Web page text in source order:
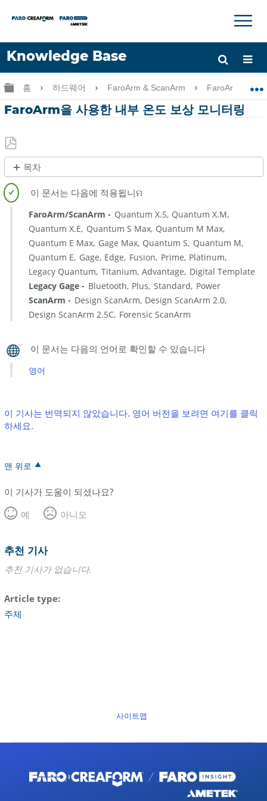
Knowledge Base
언어
도움 받기 로그인
×
글로벌 계층 확장/축소
홈 하드웨어 FaroArm & ScanArm FaroArm &
FaroArm을 사용한 내부 온도 보상 모니터링
PDF
로
저
장
목차
제
목
없
FaroArm/ScanArm Quantum X.S Quantum X.M
Quantum X.E Quantum S Max Quantum M Max
Quantum E Max Gage Max Quantum S Quantum M
Quantum E Gage Edge Fusion Prime Platinum
Legacy Quantum Titanium Advantage Digital Template
Legacy Gage
Bluetooth Plus Standard Power
ScanArm
Design ScanArm Design ScanArm 2.0
Design ScanArm 2.5C Forensic ScanArm
영어
이 기사는 번역되지 않았습니다. 영어 버전을 보려면 여기를 클릭
하세요.
맨 위로
이 기사가 도움이 되셨나요?
예
아니오
추천 기사
추천 기사가 없습니다.
Article type
주제
사이트맵